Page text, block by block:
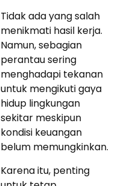
Tidak ada yang salah
menikmati hasil kerja.
Namun, sebagian
perantau sering
menghadapi tekanan
untuk mengikuti gaya
hidup lingkungan
sekitar meskipun
kondisi keuangan
belum memungkinkan.
Karena itu, penting